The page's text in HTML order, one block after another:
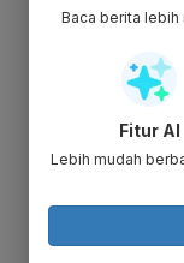
Baca berita lebih
Fitur AI
Lebih mudah